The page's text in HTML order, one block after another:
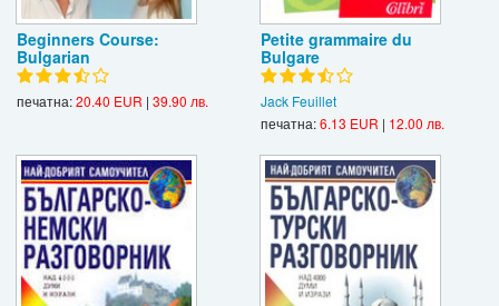
Beginners Course:
Bulgarian
печатна:20.40 EUR | 39.90 лв.
Petite grammaire du
Bulgare
Jack Feuillet
печатна:6.13 EUR | 12.00 лв.